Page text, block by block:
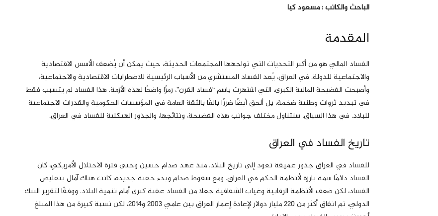
الباحث والکاتب : مسعود كيا
المقدمة
الفساد المالي هو من أكبر التحديات التي تواجهها المجتمعات الحديثة، حيث يمكن أن يُضعف الأسس الاقتصادية
والاجتماعية للدولة. في العراق، يُعد الفساد المستشري من الأسباب الرئيسية للاضطرابات الاقتصادية والاجتماعية،
وأصبحت الفضيحة المالية الكبرى، التي اشتهرت باسم “فساد القرن”، رمزًا واضحًا لهذه الأزمة. هذا الفساد لم يتسبب فقط
في تبديد ثروات وطنية ضخمة، بل ألحق أيضًا ضررًا بالغًا بالثقة العامة في المؤسسات الحكومية والقدرات الاجتماعية
للبلاد. في هذا السياق، سنتناول مختلف جوانب هذه الفضيحة، ونتائجها، والجذور الهيكلية للفساد في العراق.
تاريخ الفساد في العراق
للفساد في العراق جذور عميقة تعود إلى تاريخ البلاد. منذ عهد صدام حسين وحتى فترة الاحتلال الأمريكي، كان
الفساد دائمًا سمة بارزة لأنظمة الحكم في العراق. ومع سقوط صدام وبدء حقبة جديدة، كانت هناك آمال بتقليص
الفساد، لكن ضعف الأنظمة الرقابية وغياب الشفافية جعلا من الفساد عقبة كبرى أمام تنمية البلاد. ووفقًا لتقرير البنك
الدولي، تم انفاق أكثر من 220 مليار دولار لإعادة إعمار العراق بين عامي 2003 و2014، لكن نسبة كبيرة من هذا المبلغ